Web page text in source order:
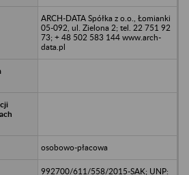
ARCH-DATA Spółka z o.o., Łomianki
05-092, ul. Zielona 2; tel. 22 751 92
73; + 48 502 583 144 www.arch-
data.pl
osobowo-płacowa
992700/611/558/2015-SAK; UNP: